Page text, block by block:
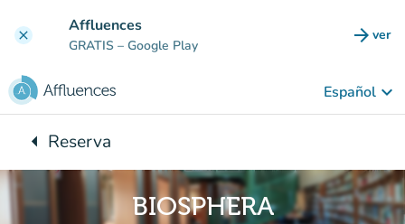
clear Affluences
GRATIS – Google Play arrow_forward ver
Español keyboard_arrow_down
arrow_leftVuelta:
Reserva
BIOSPHERA